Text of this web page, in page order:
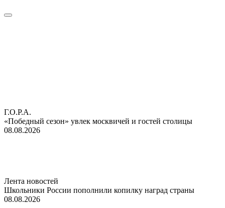
Г.О.Р.А.
«Победный сезон» увлек москвичей и гостей столицы
08.08.2026
Лента новостей
Школьники России пополнили копилку наград страны
08.08.2026